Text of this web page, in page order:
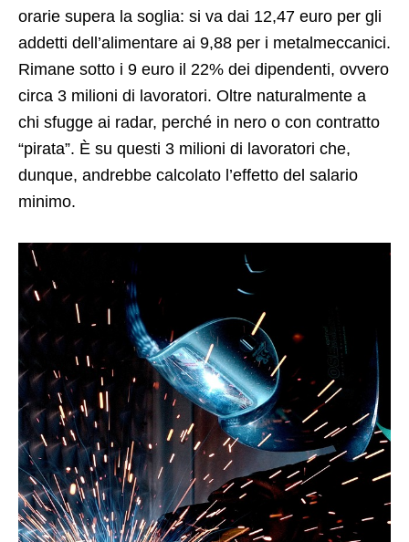
orarie supera la soglia: si va dai 12,47 euro per gli
addetti dell’alimentare ai 9,88 per i metalmeccanici.
Rimane sotto i 9 euro il 22% dei dipendenti, ovvero
circa 3 milioni di lavoratori. Oltre naturalmente a
chi sfugge ai radar, perché in nero o con contratto
“pirata”. È su questi 3 milioni di lavoratori che,
dunque, andrebbe calcolato l’effetto del salario
minimo.